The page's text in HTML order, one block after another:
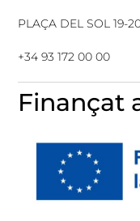
PLAÇA DEL SOL 19-
+34 93 172 00 00
Finançat